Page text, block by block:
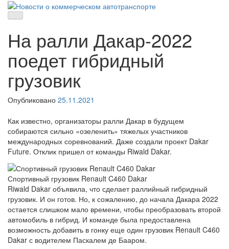
Skip
Новости о коммерческом автотранспорте
Новости о коммерческом автотранспорте: грузовых автомобилях
На ралли Дакар-2022
поедет гибридный
грузовик
Опубликовано 25.11.2021
Как известно, организаторы ралли Дакар в будущем
собираются сильно «озеленить» тяжелых участников
международных соревнований. Даже создали проект Dakar
Future. Отклик пришел от команды Riwald Dakar.
Спортивный грузовик Renault C460 Dakar
Riwald Dakar объявила, что сделает раллийный гибридный
грузовик. И он готов. Но, к сожалению, до начала Дакара 2022
остается слишком мало времени, чтобы преобразовать второй
автомобиль в гибрид. И команде была предоставлена
возможность добавить в гонку еще один грузовик Renault C460
Dakar с водителем Паскалем де Бааром.